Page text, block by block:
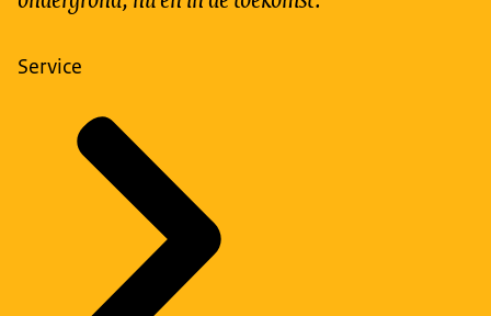
Service